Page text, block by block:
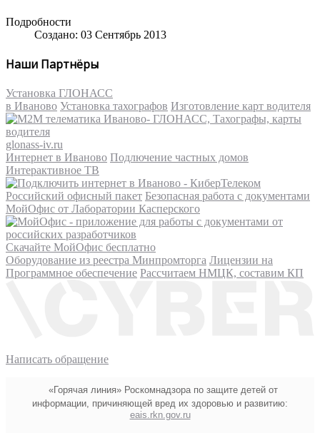
Подробности
Создано: 03 Сентябрь 2013
Наши Партнёры
Установка ГЛОНАСС
в Иваново Установка тахографов Изготовление карт водителя
glonass-iv.ru
Интернет в Иваново Подлючение частных домов
Интерактивное ТВ
Российский офисный пакет Безопасная работа с документами
МойОфис от Лаборатории Касперского
Скачайте МойОфис бесплатно
Оборудование из реестра Минпромторга Лицензии на
Программное обеспечение Рассчитаем НМЦК, составим КП
Написать обращение
«Горячая линия» Роскомнадзора по защите детей от
информации, причиняющей вред их здоровью и развитию:
eais.rkn.gov.ru